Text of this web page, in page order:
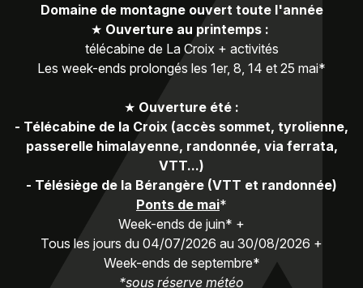
Domaine de montagne ouvert toute l'année
★ Ouverture au printemps :
télécabine de La Croix + activités
Les week-ends prolongés les 1er, 8, 14 et 25 mai*
★ Ouverture été :
- Télécabine de la Croix (accès sommet, tyrolienne,
passerelle himalayenne, randonnée, via ferrata,
VTT...)
- Télésiège de la Bérangère (VTT et randonnée)
Ponts de mai*
Week-ends de juin* +
Tous les jours du 04/07/2026 au 30/08/2026 +
Week-ends de septembre*
*sous réserve météo